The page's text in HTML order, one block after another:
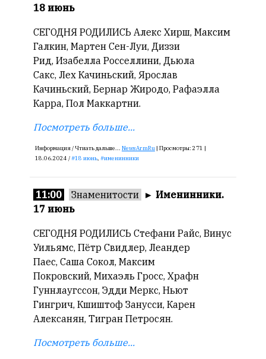
Геворкян
18 июнь
СЕГОДНЯ РОДИЛИСЬ Алекс Хирш, Максим
Галкин, Мартен Сен-Луи, Диззи
Рид, Изабелла Росселлини, Дьюла
Сакс, Лех Качиньский, Ярослав
Качиньский, Бернар Жиродо, Рафаэлла
Карра, Пол Маккартни.
Посмотреть больше...
Информация /Чтиать дальше... NewsArmRu | Просмотры: 271 |
18.06.2024 /
18 июнь, именинники
11:00 Знаменитости ► Именинники.
17 июнь
СЕГОДНЯ РОДИЛИСЬ Стефани Райс, Винус
Уильямс, Пётр Свидлер, Леандер
Паес, Саша Сокол, Максим
Покровский, Михаэль Гросс, Храфн
Гуннлаугссон, Эдди Меркс, Ньют
Гингрич, Кшиштоф Занусси, Карен
Алексанян, Тигран Петросян.
Посмотреть больше...